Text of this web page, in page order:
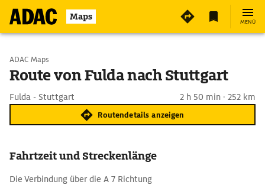
Maps MENÜ
Start wählen
ADAC Maps
Route von Fulda nach Stuttgart
Fulda - Stuttgart 2 h 50 min · 252 km
Routendetails anzeigen
Fahrtzeit und Streckenlänge
Die Verbindung über die A 7 Richtung